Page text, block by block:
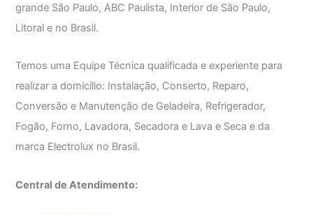
grande São Paulo, ABC Paulista, Interior de São Paulo,
Litoral e no Brasil.
Temos uma Equipe Técnica qualificada e experiente para
realizar a domicílio: Instalação, Conserto, Reparo,
Conversão e Manutenção de Geladeira, Refrigerador,
Fogão, Forno, Lavadora, Secadora e Lava e Seca e da
marca Electrolux no Brasil.
Central de Atendimento: